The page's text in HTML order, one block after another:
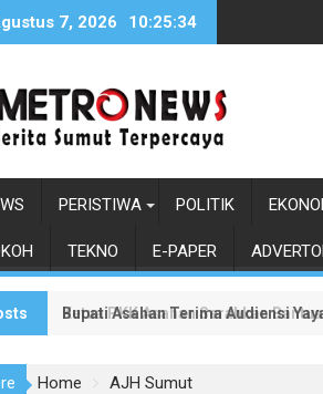
7, 2026 10:25:35
PERISTIWA POLITIK
TEKNO E-PAPER
Bupati Asahan Terima Audiensi
Ketua PKK Asahan Serahkan
Home AJH Sumut